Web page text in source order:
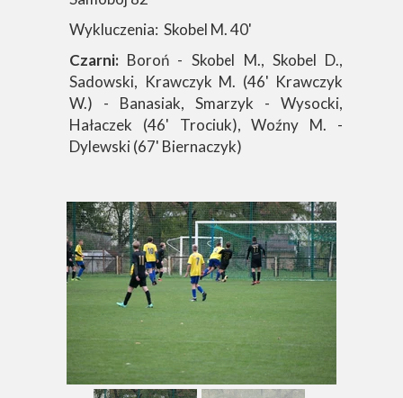
Wykluczenia: Skobel M. 40'
Czarni: Boroń - Skobel M., Skobel D.,
Sadowski, Krawczyk M. (46' Krawczyk
W.) - Banasiak, Smarzyk - Wysocki,
Hałaczek (46' Trociuk), Woźny M. -
Dylewski (67' Biernaczyk)